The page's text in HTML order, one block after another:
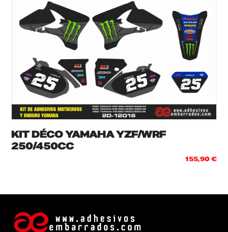
KIT DÉCO YAMAHA YZF/WRF
250/450CC
155,90 €